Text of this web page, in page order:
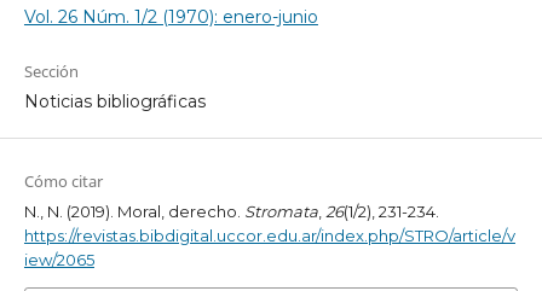
Vol. 26 Núm. 1/2 (1970): enero-junio
Sección
Noticias bibliográficas
Cómo citar
N., N. (2019). Moral, derecho. Stromata,26(1/2), 231-234.
https://revistas.bibdigital.uccor.edu.ar/index.php/STRO/article/v
iew/2065